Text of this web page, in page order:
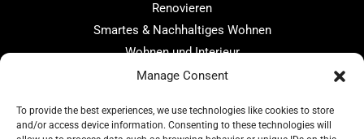
Manage Consent
To provide the best experiences, we use technologies like cookies to store
and/or access device information. Consenting to these technologies will
Renovieren
Smartes & Nachhaltiges Wohnen
Wohnen und Interieur
Links
Home